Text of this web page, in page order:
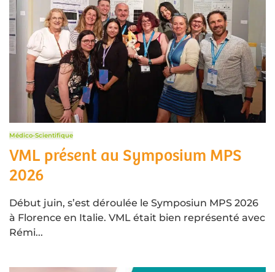
Médico-Scientifique
VML présent au Symposium MPS
2026
Début juin, s’est déroulée le Symposiun MPS 2026
à Florence en Italie. VML était bien représenté avec
Rémi...